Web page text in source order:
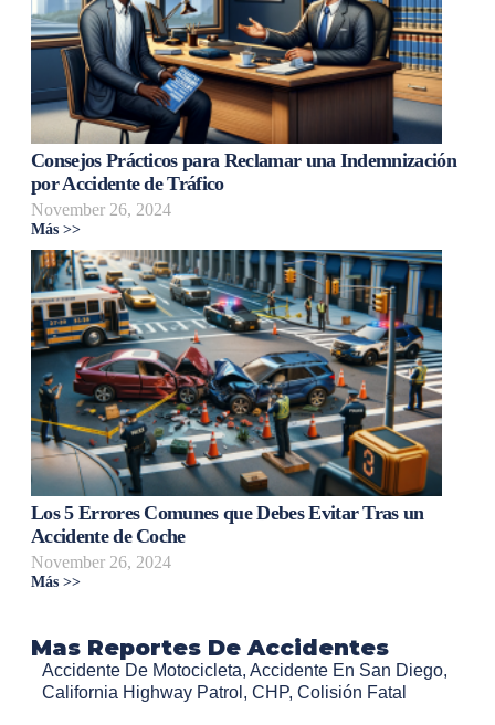
Consejos Prácticos para Reclamar una Indemnización
por Accidente de Tráfico
November 26, 2024
Más >>
Los 5 Errores Comunes que Debes Evitar Tras un
Accidente de Coche
November 26, 2024
Más >>
Mas Reportes De Accidentes
Accidente De Motocicleta, Accidente En San Diego,
California Highway Patrol , CHP, Colisión Fatal